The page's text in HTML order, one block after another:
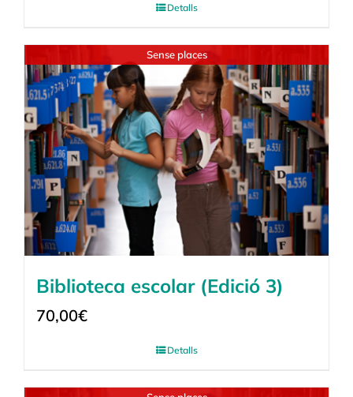
Detalls
Sense places
Biblioteca escolar (Edició 3)
70,00€
Detalls